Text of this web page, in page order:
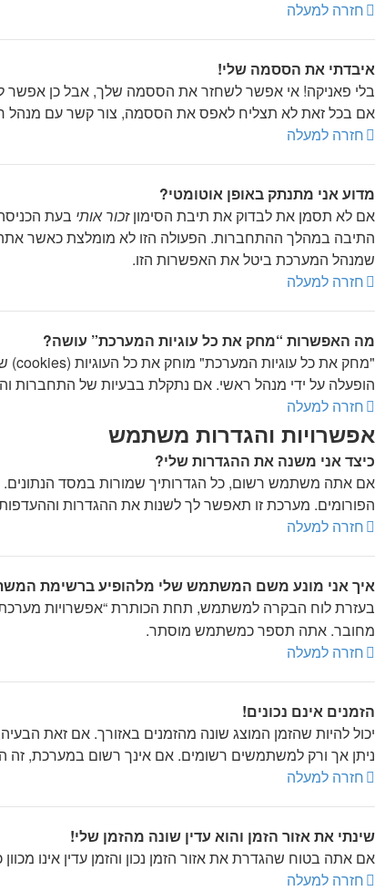
חזרה למעלה
איבדתי את הססמה שלי!
בלי פאניקה! אי אפשר לשחזר את הססמה שלך, אבל כן
אם בכל זאת לא תצליח לאפס את הססמה, צור קשר עם מנהל
חזרה למעלה
מדוע אני מתנתק באופן אוטומטי?
אם לא תסמן את לבדוק את תיבת הסימוןזכור אותי בעת
התיבה במהלך ההתחברות. הפעולה הזו לא מומלצת כאשר
שמנהל המערכת ביטל את האפשרות הזו.
חזרה למעלה
מה האפשרות “מחק את כל עוגיות המערכת” עושה?
הופעלה על ידי מנהל ראשי. אם נתקלת בבעיות של התחברות
חזרה למעלה
אפשרויות והגדרות משתמש
כיצד אני משנה את ההגדרות שלי?
אם אתה משתמש רשום, כל הגדרותיך שמורות במסד
הפורומים. מערכת זו תאפשר לך לשנות את ההגדרות
חזרה למעלה
איך אני מונע משם המשתמש שלי מלהופיע ברשימת
בעזרת לוח הבקרה למשתמש, תחת הכותרת “אפשרויות
מחובר. אתה תספר כמשתמש מוסתר.
חזרה למעלה
הזמנים אינם נכונים!
יכול להיות שהזמן המוצג שונה מהזמנים באזורך. אם זאת
ניתן אך ורק למשתמשים רשומים. אם אינך רשום במערכת, זה
חזרה למעלה
שינתי את אזור הזמן והוא עדין שונה מהזמן שלי!
אם אתה בטוח שהגדרת את אזור הזמן נכון והזמן עדין אינו
חזרה למעלה